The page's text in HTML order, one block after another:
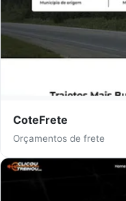
CoteFrete
Orçamentos de frete